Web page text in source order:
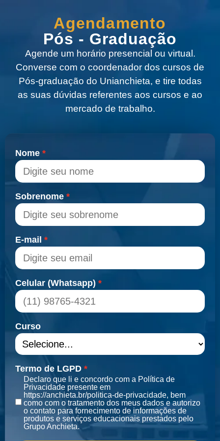
Nome
Sobrenome
E-mail
Celular (Whatsapp)
Curso
Termo de LGPD
Declaro que li e concordo com a Política de
Privacidade presente em
https://anchieta.br/politica-de-privacidade, bem
como com o tratamento dos meus dados e autorizo
o contato para fornecimento de informações de
produtos e serviços educacionais prestados pelo
Grupo Anchieta.
Agendamento
Pós - Graduação
Agende um horário presencial ou virtual.
Converse com o coordenador dos cursos de
Pós-graduação do Unianchieta, e tire todas
as suas dúvidas referentes aos cursos e ao
mercado de trabalho.